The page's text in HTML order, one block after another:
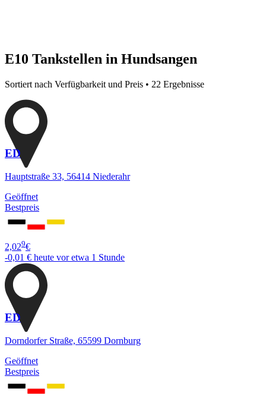
E10 Tankstellen in Hundsangen
Sortiert nach Verfügbarkeit und Preis • 22 Ergebnisse
ED
Hauptstraße 33, 56414 Niederahr
Geöffnet
Bestpreis
2,029€
-0,01 € heute vor etwa 1 Stunde
ED
Dorndorfer Straße, 65599 Dornburg
Geöffnet
Bestpreis